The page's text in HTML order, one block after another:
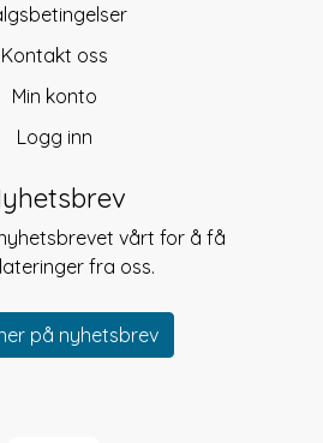
Kontakt oss
Min konto
Logg inn
vårt for å få
fra oss.
på nyhetsbrev